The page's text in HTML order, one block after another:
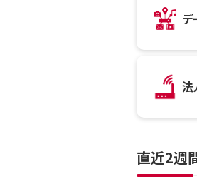
デ
法
直近2週